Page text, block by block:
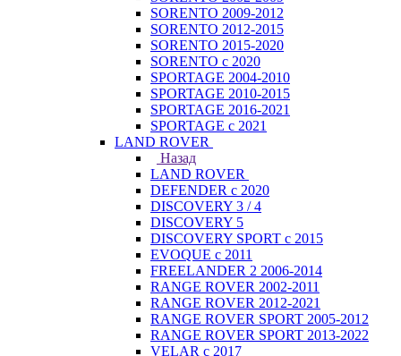
SORENTO 2009-2012
SORENTO 2012-2015
SORENTO 2015-2020
SORENTO с 2020
SPORTAGE 2004-2010
SPORTAGE 2010-2015
SPORTAGE 2016-2021
SPORTAGE с 2021
LAND ROVER
Назад
LAND ROVER
DEFENDER с 2020
DISCOVERY 3 / 4
DISCOVERY 5
DISCOVERY SPORT с 2015
EVOQUE с 2011
FREELANDER 2 2006-2014
RANGE ROVER 2002-2011
RANGE ROVER 2012-2021
RANGE ROVER SPORT 2005-2012
RANGE ROVER SPORT 2013-2022
VELAR с 2017